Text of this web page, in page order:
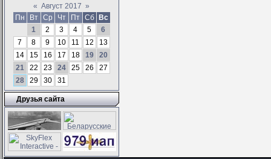
« Август 2017 »
Пн
Вт Ср Чт Пт Сб
Вс
1
2 3 4 5
6
7
8 9 10 11 12
13
14
15 16 17 18 19
20
21
22 23 24 25 26
27
28
29 30 31
Друзья сайта